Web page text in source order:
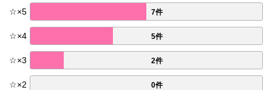
☆×5 7件
☆×4 5件
☆×3 2件
☆×2 0件